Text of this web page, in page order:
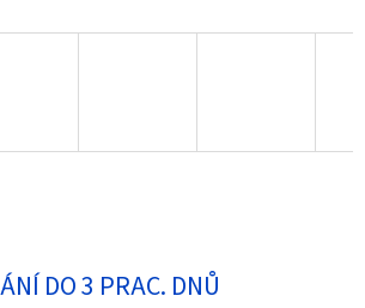
DO 3 PRAC. DNŮ